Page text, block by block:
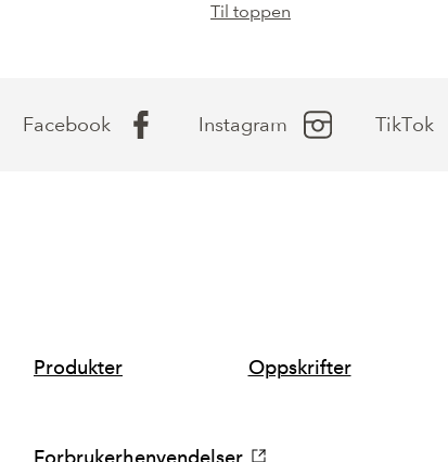
Til toppen
Facebook Instagram TikTok
SNARVEIER
Produkter Oppskrifter